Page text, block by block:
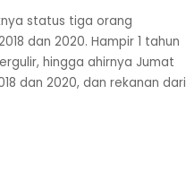
status tiga orang
dan 2020. Hampir 1 tahun
hingga ahirnya Jumat
dan 2020, dan rekanan dari